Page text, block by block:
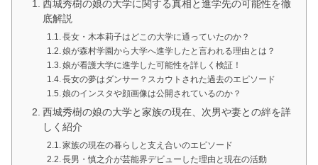
西城秀樹の娘の大学に関する真相と進学先の可能性を徹
底解説
長女・木本莉子はどこの大学に通っていたのか？
娘が森村学園から大学へ進学したと言われる理由とは？
娘が看護大学に進学した可能性を詳しく検証！
長女の夢はダンサー？スカウトされた過去のエピソード
娘のインスタや顔画像は公開されているのか？
西城秀樹の娘の大学と家族の現在、次男や妻との絆を詳
しく紹介
家族の現在の暮らしと支え合いのエピソード
長男・慎之介が芸能界デビューした理由と現在の活動